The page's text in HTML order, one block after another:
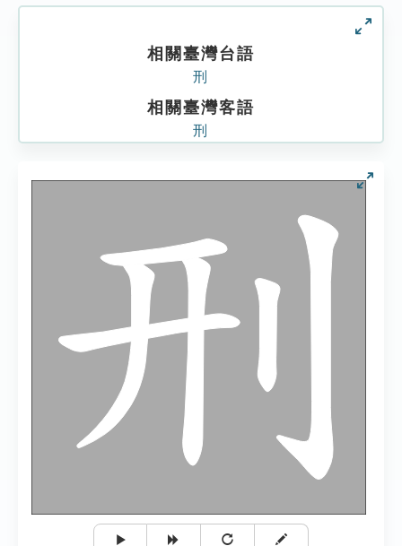
相關臺灣台語
刑
相關臺灣客語
刑